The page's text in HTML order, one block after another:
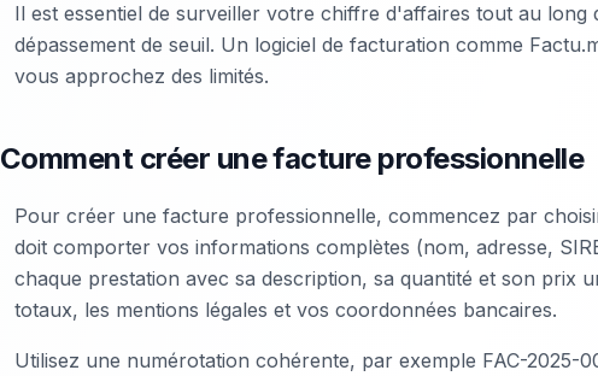
Il est essentiel de surveiller votre chiffre d'affaires tout au
dépassement de seuil. Un logiciel de facturation comme
vous approchez des limités.
Comment créer une facture professionnelle
Pour créer une facture professionnelle, commencez par
doit comporter vos informations complètes (nom, adresse,
chaque prestation avec sa description, sa quantité et son prix
totaux, les mentions légales et vos coordonnées bancaires.
Utilisez une numérotation cohérente, par exemple FAC-2025-